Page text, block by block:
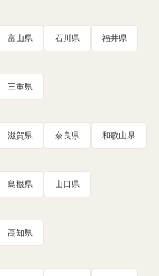
富山県 石川県 福井県
三重県
滋賀県 奈良県 和歌山県
島根県 山口県
高知県